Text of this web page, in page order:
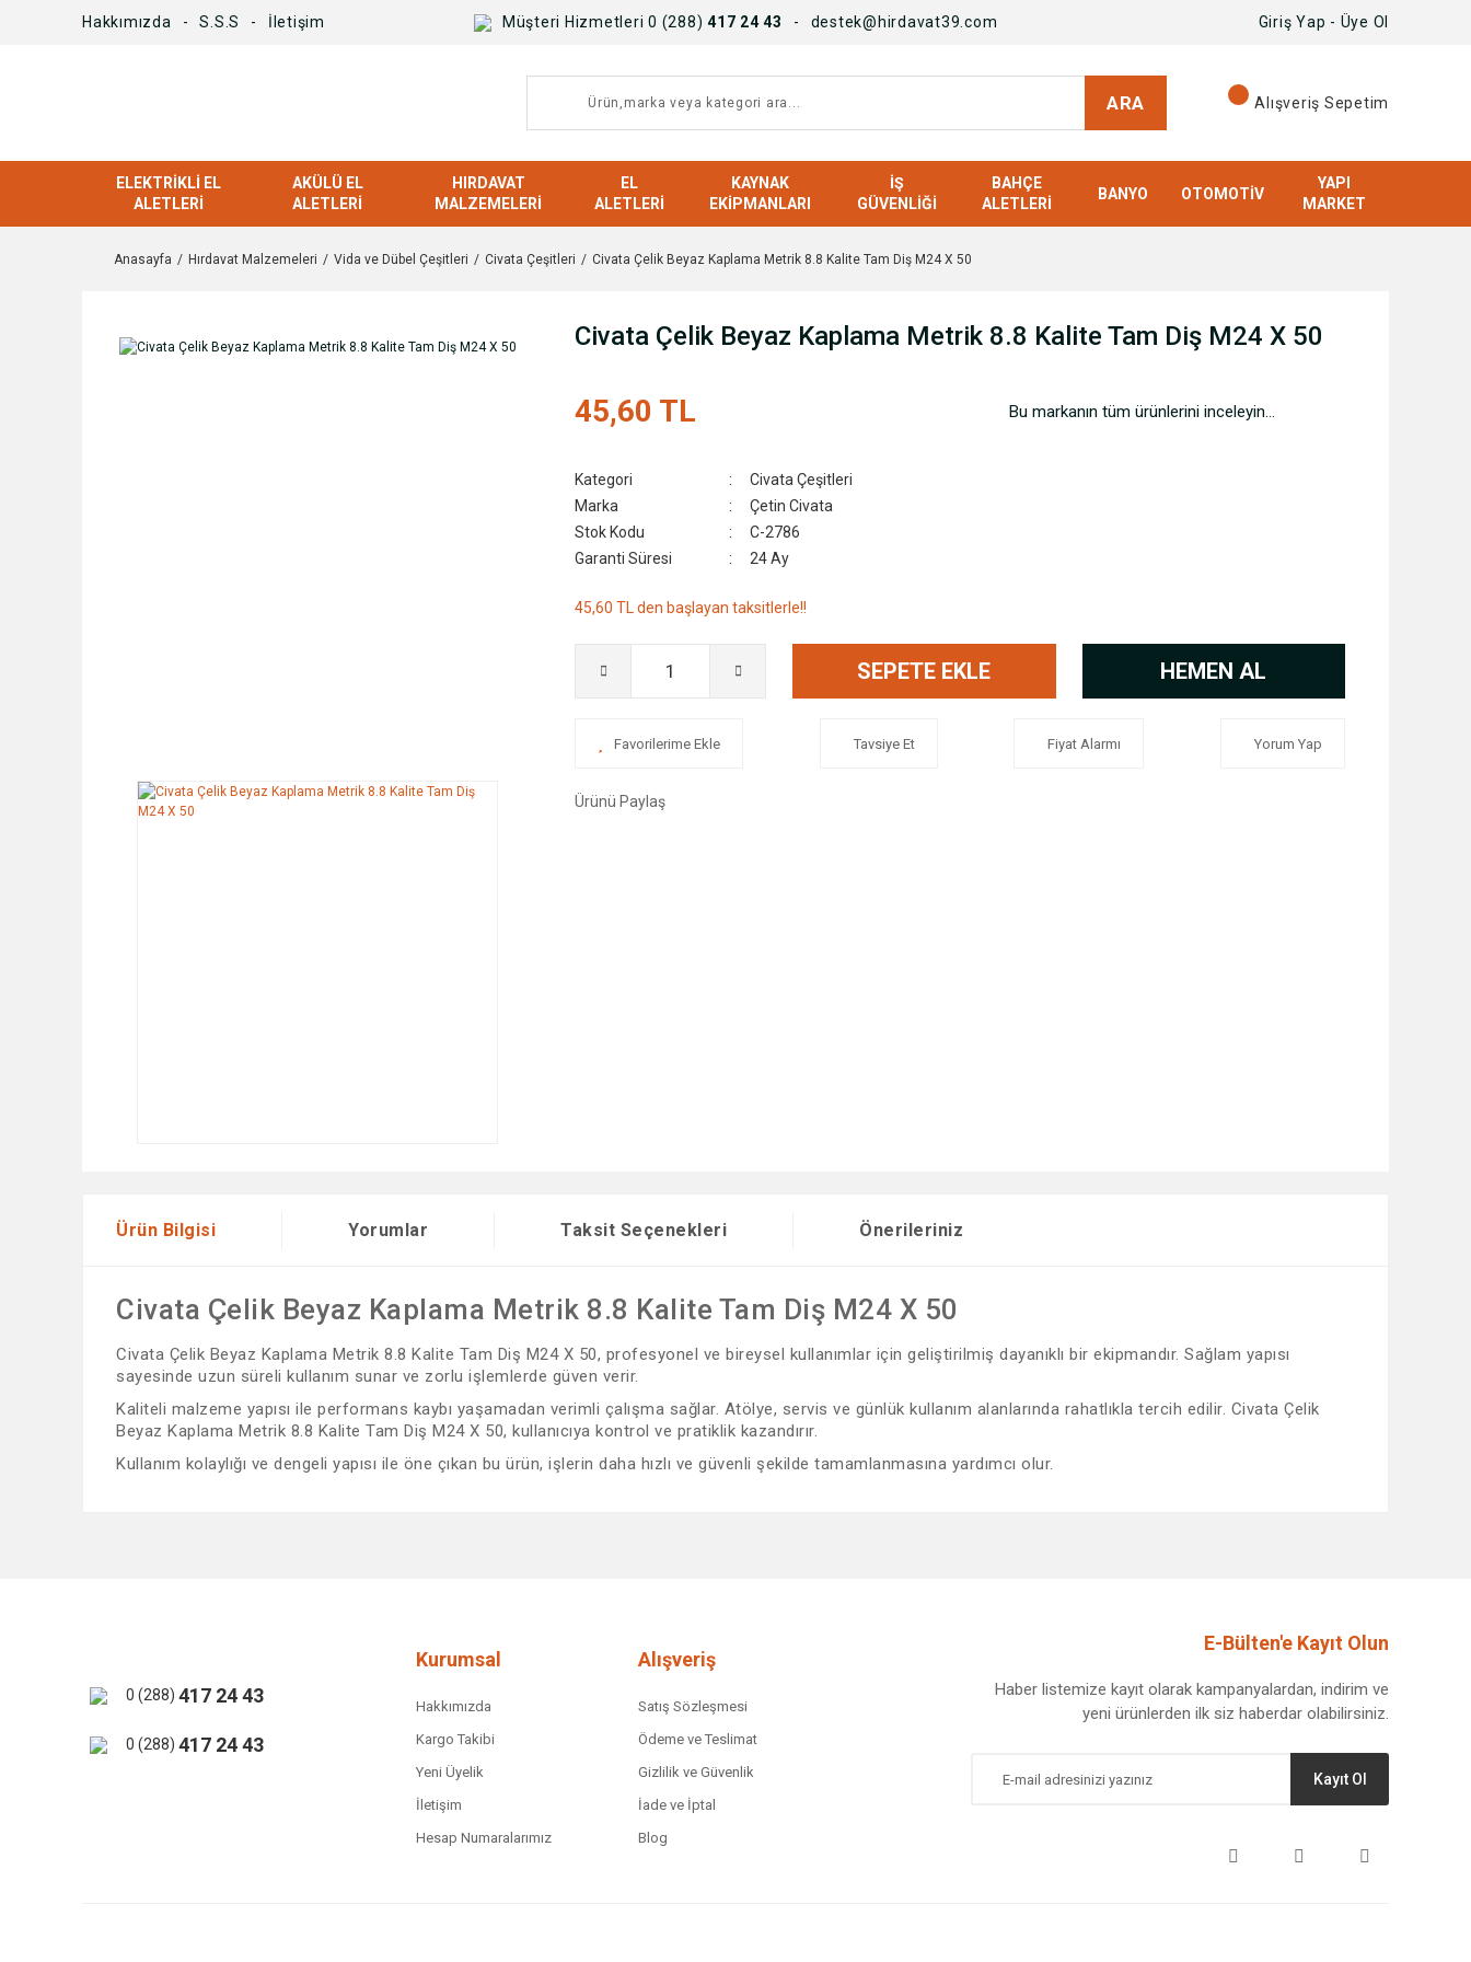
Hakkımızda S.S.S İletişim Müşteri Hizmetleri 0 (288) 417 24 43 destek@hirdavat39.com Giriş Yap - Üye Ol
ARA Alışveriş Sepetim
ELEKTRIKLI EL
ALETLERI
AKÜLÜ EL
ALETLERI
HIRDAVAT
MALZEMELERI
EL
ALETLERI
KAYNAK
EKIPMANLARI
İŞ
GÜVENLIĞI
BAHÇE
ALETLERI
BANYO OTOMOTIV
YAPI
MARKET
Anasayfa Hırdavat Malzemeleri Vida ve Dübel Çeşitleri Civata Çeşitleri Civata Çelik Beyaz Kaplama Metrik 8.8 Kalite Tam Diş M24 X 50
Civata Çelik Beyaz Kaplama Metrik 8.8 Kalite Tam Diş M24 X 50
45,60 TL Bu markanın tüm ürünlerini inceleyin...
Kategori
Civata Çeşitleri
Marka
Çetin Civata
Stok Kodu
C-2786
Garanti Süresi
24 Ay
45,60 TL den başlayan taksitlerle!!
SEPETE EKLE HEMEN AL
Tavsiye Et Fiyat Alarmı Yorum Yap
Ürünü Paylaş
Ürün Bilgisi Yorumlar Taksit Seçenekleri Önerileriniz
Civata Çelik Beyaz Kaplama Metrik 8.8 Kalite Tam Diş M24 X 50
Civata Çelik Beyaz Kaplama Metrik 8.8 Kalite Tam Diş M24 X 50, profesyonel ve bireysel kullanımlar için geliştirilmiş dayanıklı bir ekipmandır. Sağlam yapısı
sayesinde uzun süreli kullanım sunar ve zorlu işlemlerde güven verir.
Kaliteli malzeme yapısı ile performans kaybı yaşamadan verimli çalışma sağlar. Atölye, servis ve günlük kullanım alanlarında rahatlıkla tercih edilir. Civata Çelik
Beyaz Kaplama Metrik 8.8 Kalite Tam Diş M24 X 50, kullanıcıya kontrol ve pratiklik kazandırır.
Kullanım kolaylığı ve dengeli yapısı ile öne çıkan bu ürün, işlerin daha hızlı ve güvenli şekilde tamamlanmasına yardımcı olur.
Bu ürüne benzer farklı alternatifler olmalı.
0 (288) 417 24 43
0 (288) 417 24 43
Kurumsal
Hakkımızda
Kargo Takibi
Yeni Üyelik
İletişim
Hesap Numaralarımız
Alışveriş
Satış Sözleşmesi
Ödeme ve Teslimat
Gizlilik ve Güvenlik
İade ve İptal
Blog
E-Bülten'e Kayıt Olun
Haber listemize kayıt olarak kampanyalardan, indirim ve
yeni ürünlerden ilk siz haberdar olabilirsiniz.
Kayıt Ol